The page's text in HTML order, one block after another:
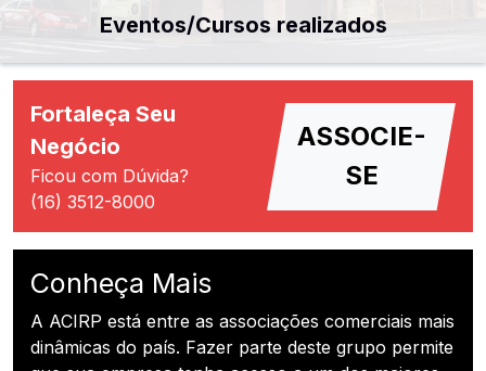
Eventos/Cursos realizados
Fortaleça Seu
Negócio
Ficou com Dúvida?
(16) 3512-8000
ASSOCIE-
SE
Conheça Mais
A ACIRP está entre as associações comerciais mais
dinâmicas do país. Fazer parte deste grupo permite